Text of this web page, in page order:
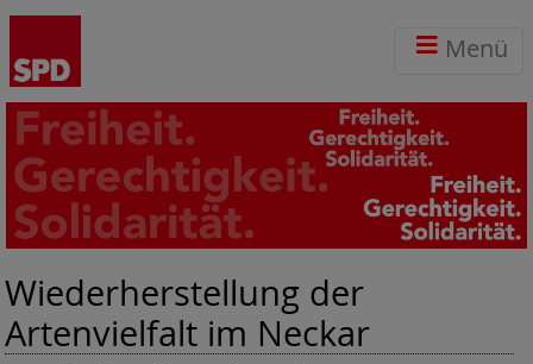
Menü
Wiederherstellung der
Artenvielfalt im Neckar